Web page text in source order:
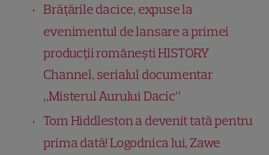
Brățările dacice, expuse la
evenimentul de lansare a primei
producții românești HISTORY
Channel, serialul documentar
„Misterul Aurului Dacic”
Tom Hiddleston a devenit tată pentru
prima dată! Logodnica lui, Zawe